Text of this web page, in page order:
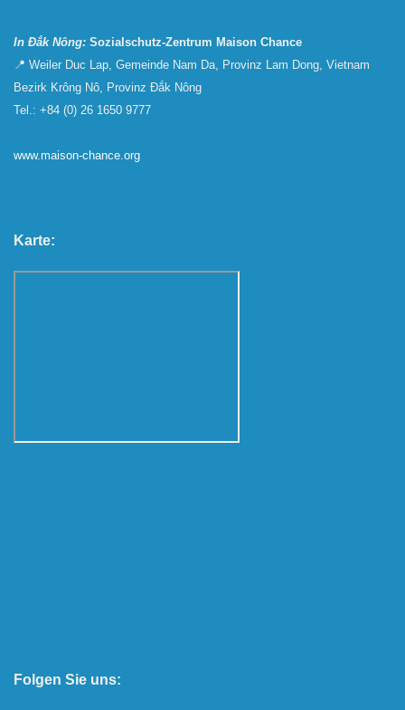
In Đắk Nông: Sozialschutz-Zentrum Maison Chance
📍 Weiler Duc Lap, Gemeinde Nam Da, Provinz Lam Dong, Vietnam
Bezirk Krông Nô, Provinz Đắk Nông
Tel.: +84 (0) 26 1650 9777
www.maison-chance.org
Karte:
Folgen Sie uns: